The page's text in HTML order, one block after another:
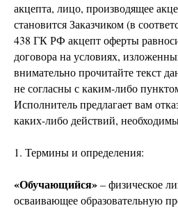
акцепта, лицо, производящее
становится Заказчиком (в
438 ГК РФ акцепт оферты
договора на условиях,
внимательно прочитайте текст
не согласны с каким-либо
Исполнитель предлагает вам
каких-либо действий,
1. Термины и определения:
«Обучающийся»– физическое
осваивающее образовательную